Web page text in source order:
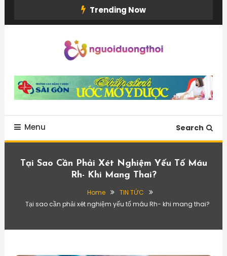
Trending Now
Menu Search
Tại Sao Cần Phải Xét Nghiệm Yếu Tố Máu
Rh- Khi Mang Thai?
Home
TIN TỨC
Tại sao cần phải xét nghiệm yếu tố máu Rh- khi mang thai?